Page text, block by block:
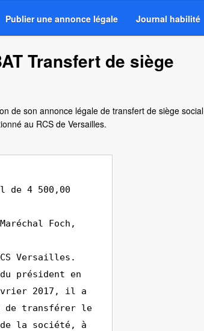
Publier une annonce légale Journal habilité
Transfert de siège
de son annonce légale de transfert de siège social
au RCS de Versailles.
de 4 500,00
Foch,
Versailles.
président en
2017, il a
de transférer le
la société, à